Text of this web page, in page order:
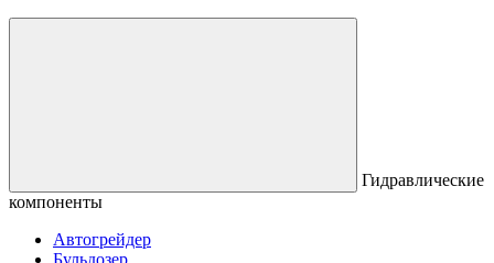
Гидравлические
компоненты
Автогрейдер
Бульдозер